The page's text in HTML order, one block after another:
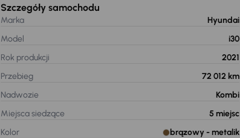
Szczegóły samochodu
Marka
Hyundai
Model
i30
Rok produkcji
2021
Przebieg
72 012 km
Nadwozie
Kombi
Miejsca siedzące
5 miejsc
Kolor
brązowy - metalik